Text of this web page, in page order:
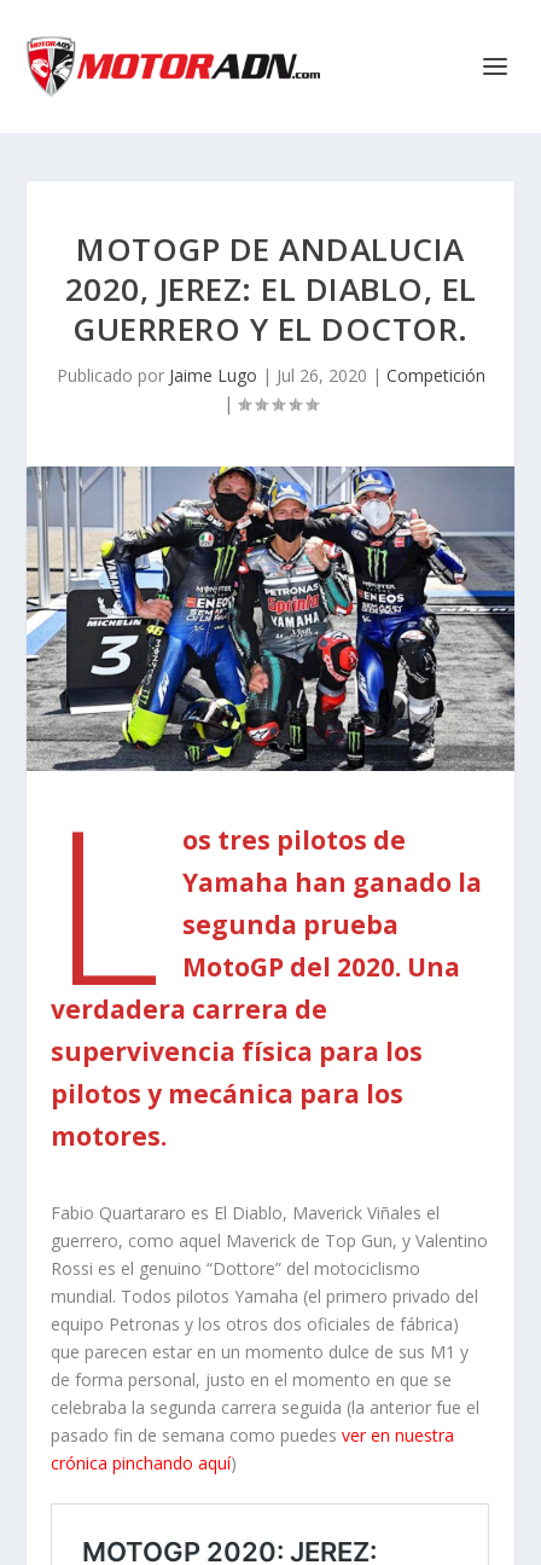
MOTOGP DE ANDALUCIA
2020, JEREZ: EL DIABLO, EL
GUERRERO Y EL DOCTOR.
Publicado por Jaime Lugo | Jul 26, 2020 | Competición
|
L
os tres pilotos de
Yamaha han ganado la
segunda prueba
MotoGP del 2020. Una
verdadera carrera de
supervivencia física para los
pilotos y mecánica para los
motores.
Fabio Quartararo es El Diablo, Maverick Viñales el
guerrero, como aquel Maverick de Top Gun, y Valentino
Rossi es el genuino “Dottore” del motociclismo
mundial. Todos pilotos Yamaha (el primero privado del
equipo Petronas y los otros dos oficiales de fábrica)
que parecen estar en un momento dulce de sus M1 y
de forma personal, justo en el momento en que se
celebraba la segunda carrera seguida (la anterior fue el
pasado fin de semana como puedesver en nuestra
crónica pinchando aquí)